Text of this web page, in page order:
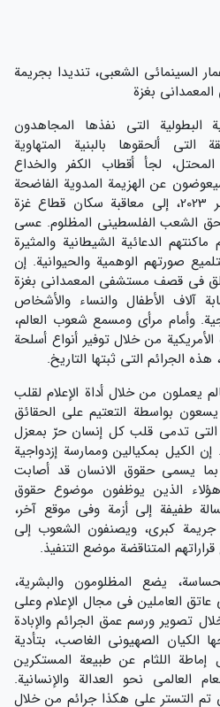
السينمائي الشعبي، تنديدا بجريمة
بغزة
البطولية التي نفذها المجاهدون
التي ألحقوها بالبنية المتهاوية
المحتل، لجأ أقطاب الكفر والخداع
عن الهزيمة المدوية الفاضحة
التي لحقت بهم يوم 7 أكتوبر 2023، إلى معاقبة سكان قطاع غزة
الشعب الفلسطيني المظلوم. عسى
الدعائية الشيطانية والمثيرة
صورتهم الوهمية والحيوانية. إن
في قصف مستشفى المعمداني بغزة
آلاف الأطفال والنساء والأشخاص
وأمام مرأى ومسمع شعوب العالم،
الأمريكية من خلال توفير أنواع أسلحة
هذه الجرائم التي ثبتها التاريخ.
يعملون من خلال أداة الإعلام لقلب
بواسطة التعتيم على الحقائق
التي تدمي قلب كل إنسان حرّ بمعزل
الكيل بمكيالين وممارسة إزدواجية
بما يسمى حقوق الانسان قد أصابت
الذين يوظفون موضوع حقوق
طفيفة إلى أزمة وفي موقع آخر،
جريمة كبرى، ويصنفون الشعوب إلى
المتناقضة موضع التنفيذ.
يضع المظلومون والبشرية،
العاملين في مجال الإعلام وعلى
تصوير ورسم عمق الجرائم والإبادة
الكيان الصهيوني الغاصب، بتأدية
اللثام عن طبيعة المستكرين
العالمي نحو العدالة والإنسانية.
التستر على هكذا جرائم من خلال